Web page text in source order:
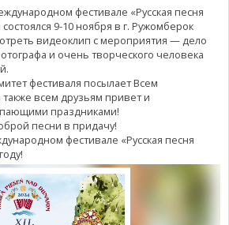
фестивале «Русская песня
9-10 ноября в г. Ружомберок
видеоклип с мероприятия — дело
и очень творческого человека
фестиваля посылает Всем
также всем друзьям привет и
праздниками!
песни в придачу!
фестивале «Русская песня